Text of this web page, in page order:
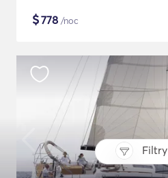
Filtry
$778 /noc